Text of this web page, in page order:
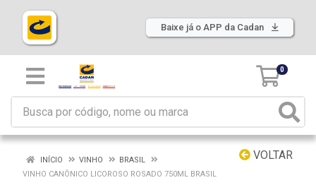
Baixe já o APP da Cadan
0
VOLTAR
INÍCIO VINHO
BRASIL
VINHO CANÔNICO LICOROSO ROSADO 750ML BRASIL